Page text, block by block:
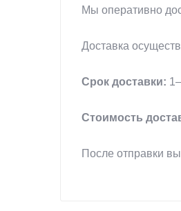
Мы оперативно
Доставка
Срок доставки:
Стоимость
После отправки